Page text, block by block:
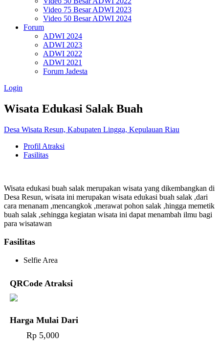
Video 75 Besar ADWI 2023
Video 50 Besar ADWI 2024
Forum
ADWI 2024
ADWI 2023
ADWI 2022
ADWI 2021
Forum Jadesta
Login
Wisata Edukasi Salak Buah
Desa Wisata Resun, Kabupaten Lingga, Kepulauan Riau
Profil Atraksi
Fasilitas
Wisata edukasi buah salak merupakan wisata yang dikembangkan di
Desa Resun, wisata ini merupakan wisata edukasi buah salak ,dari
cara menanam ,mencangkok ,merawat pohon salak ,hingga memetik
buah salak ,sehingga kegiatan wisata ini dapat menambah ilmu bagi
para wisatawan
Fasilitas
Selfie Area
QRCode Atraksi
Harga Mulai Dari
Rp 5,000